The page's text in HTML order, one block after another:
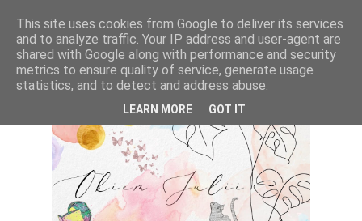
This site uses cookies from Google to deliver its services
and to analyze traffic. Your IP address and user-agent are
shared with Google along with performance and security
metrics to ensure quality of service, generate usage
statistics, and to detect and address abuse.
LEARN MORE GOT IT